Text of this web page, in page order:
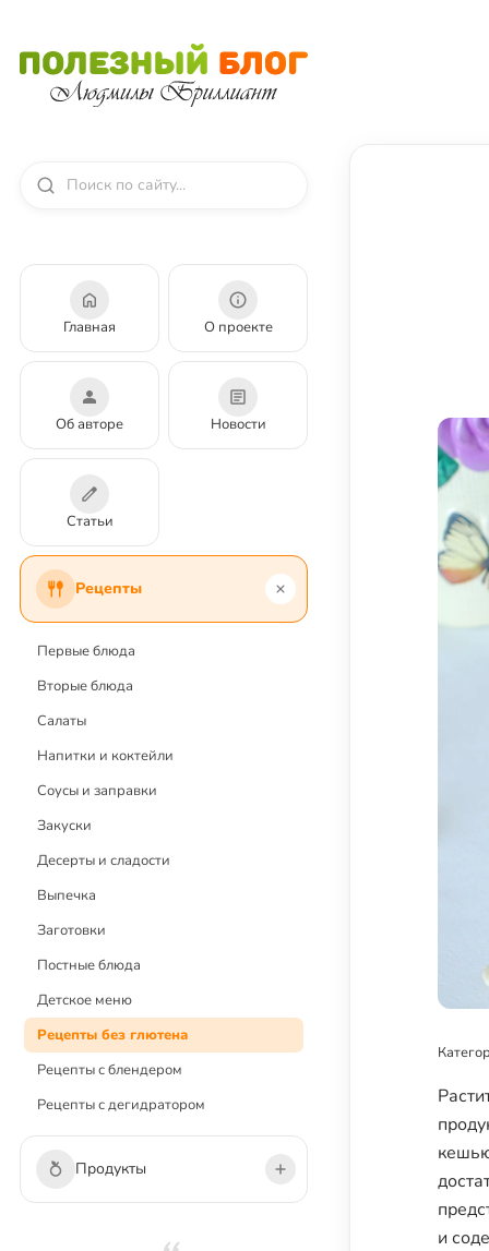
Главная О проекте
Об авторе Новости
Статьи
Рецепты
Первые блюда
Вторые блюда
Салаты
Напитки и коктейли
Соусы и заправки
Закуски
Десерты и сладости
Выпечка
Заготовки
Постные блюда
Детское меню
Рецепты без глютена
Рецепты с блендером
Рецепты с дегидратором
Продукты
и